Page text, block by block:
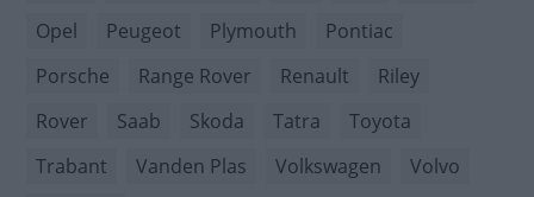
Opel
Peugeot Plymouth
Pontiac
Porsche
Range Rover Renault
Riley
Rover
Saab Skoda Tatra
Toyota
Trabant
Vanden Plas Volkswagen
Volvo